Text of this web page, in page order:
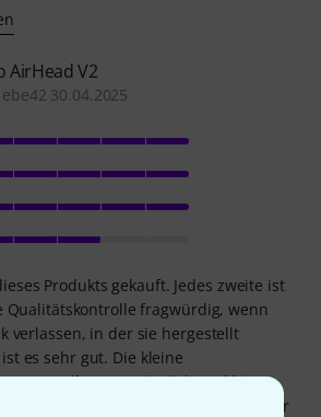
AirHead V2
ebe42 30.04.2025
Produkts gekauft. Jedes zweite ist
Qualitätskontrolle fragwürdig, wenn
verlassen, in der sie hergestellt
es sehr gut. Die kleine
Metall, gut zugänglich und lässt
(das gefällt mir, denn es gibt mir